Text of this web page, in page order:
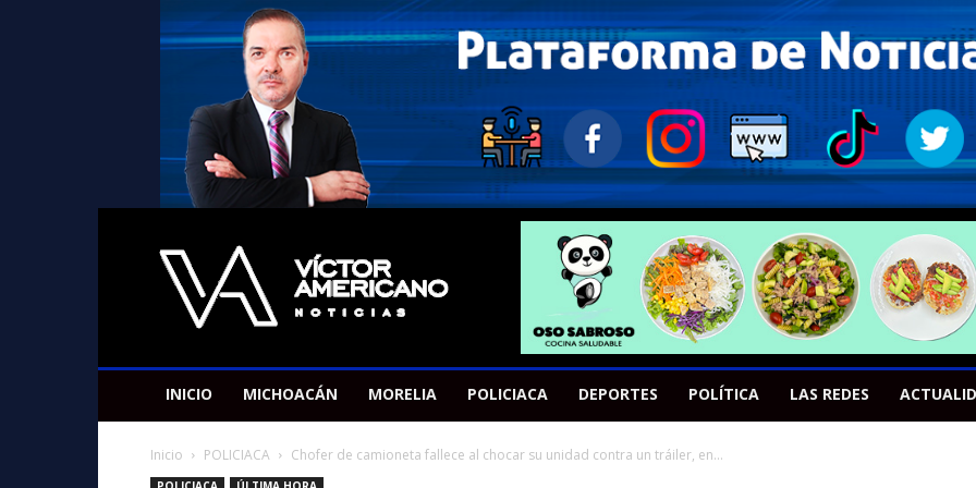
Americano
Victor
INICIO MICHOACÁN MORELIA POLICIACA DEPORTES POLÍTICA LAS REDES
Inicio POLICIACA Chofer de camioneta fallece al chocar su unidad contra un tráiler, en...